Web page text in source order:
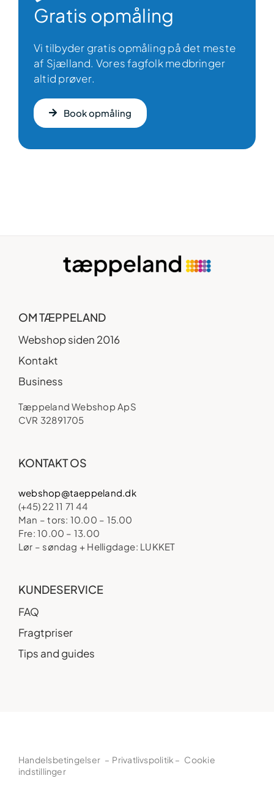
Gratis opmåling
Vi tilbyder gratis opmåling på det meste
af Sjælland. Vores fagfolk medbringer
altid prøver.
Book opmåling
OM TÆPPELAND
Webshop siden 2016
Kontakt
Business
Tæppeland Webshop ApS
CVR 32891705
KONTAKT OS
webshop@taeppeland.dk
(+45) 22 11 71 44
Man – tors: 10.00 – 15.00
Fre: 10.00 – 13.00
Lør – søndag + Helligdage: LUKKET
KUNDESERVICE
FAQ
Fragtpriser
Tips and guides
Handelsbetingelser – Privatlivspolitik – Cookie
indstillinger